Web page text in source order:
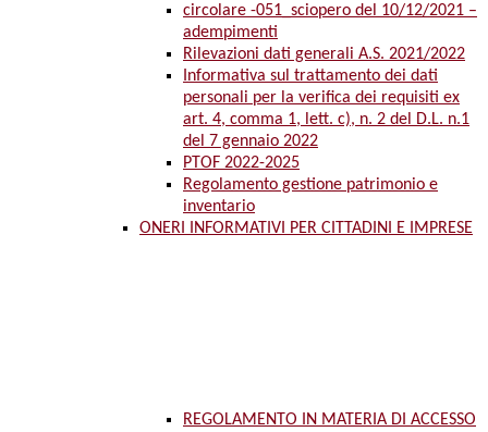
circolare -051_sciopero del 10/12/2021 –
adempimenti
Rilevazioni dati generali A.S. 2021/2022
Informativa sul trattamento dei dati
personali per la verifica dei requisiti ex
art. 4, comma 1, lett. c), n. 2 del D.L. n.1
del 7 gennaio 2022
PTOF 2022-2025
Regolamento gestione patrimonio e
inventario
ONERI INFORMATIVI PER CITTADINI E IMPRESE
REGOLAMENTO IN MATERIA DI ACCESSO